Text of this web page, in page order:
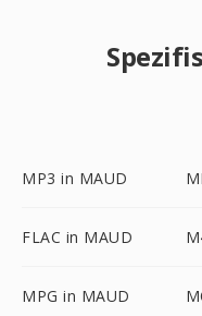
MP3 in MAUD
FLAC in MAUD
MPG in MAUD